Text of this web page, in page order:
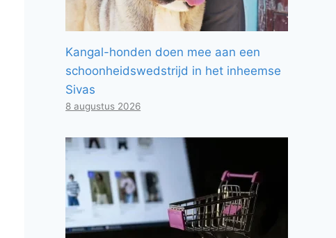
Kangal-honden doen mee aan een
schoonheidswedstrijd in het inheemse
Sivas
8 augustus 2026